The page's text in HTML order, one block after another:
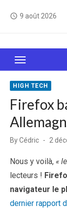
access_time 9 août 2026
Le Web,
sait
HIGH TECH
Firefox
ByCédric 2
Nous y voilà, «
lecteurs !
navigateur le
dernier rapport